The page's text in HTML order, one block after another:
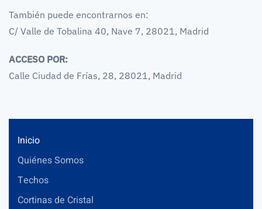
También puede encontrarnos en:
C/ Valle de Tobalina 40, Nave 7, 28021, Madrid
ACCESO POR:
Calle Ciudad de Frías, 28, 28021, Madrid
Inicio
Quiénes Somos
Techos
Cortinas de Cristal